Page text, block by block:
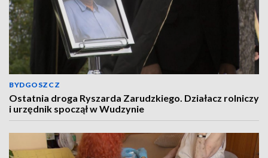
BYDGOSZCZ
Ostatnia droga Ryszarda Zarudzkiego. Działacz rolniczy
i urzędnik spoczął w Wudzynie